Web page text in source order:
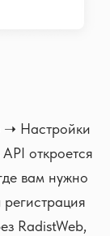
➝ Настройки
откроется
вам нужно
RadistWeb,